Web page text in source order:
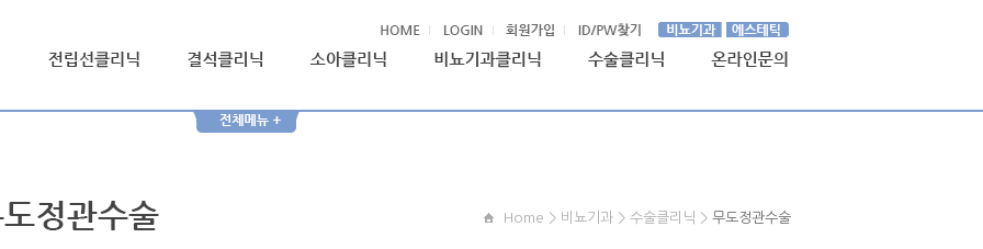
Home > 비뇨기과 > 수술클리닉 > 무도정관수술